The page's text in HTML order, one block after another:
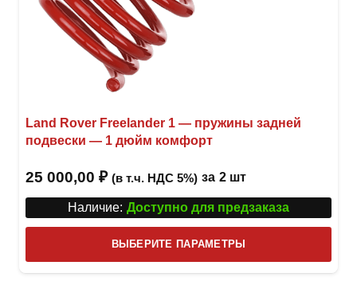
Land Rover Freelander 1 — пружины задней
подвески — 1 дюйм комфорт
25 000,00 ₽ (в т.ч. НДС 5%) за 2 шт
Наличие: Доступно для предзаказа
ВЫБЕРИТЕ ПАРАМЕТРЫ
товар